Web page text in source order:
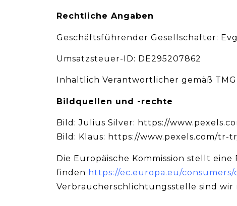
Rechtliche Angaben
Geschäftsführender Gesellschafter:
Umsatzsteuer-ID: DE295207862
Inhaltlich Verantwortlicher gemäß
Bildquellen und -rechte
Bild: Julius Silver: https://
Bild: Klaus: https://www.pexels.com/
Die Europäische Kommission stellt
finden https://ec.europa.eu/consumers/
Verbraucherschlichtungsstelle sind